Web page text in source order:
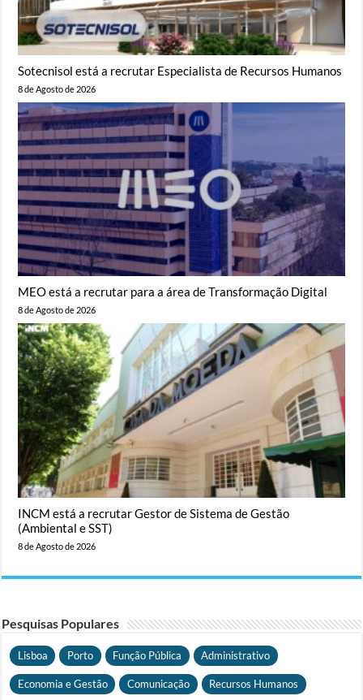
Sotecnisol está a recrutar Especialista de Recursos Humanos
8 de Agosto de 2026
MEO está a recrutar para a área de Transformação Digital
8 de Agosto de 2026
INCM está a recrutar Gestor de Sistema de Gestão
(Ambiental e SST)
8 de Agosto de 2026
Pesquisas Populares
Lisboa Porto Função Pública Administrativo
Economia e Gestão Comunicação Recursos Humanos